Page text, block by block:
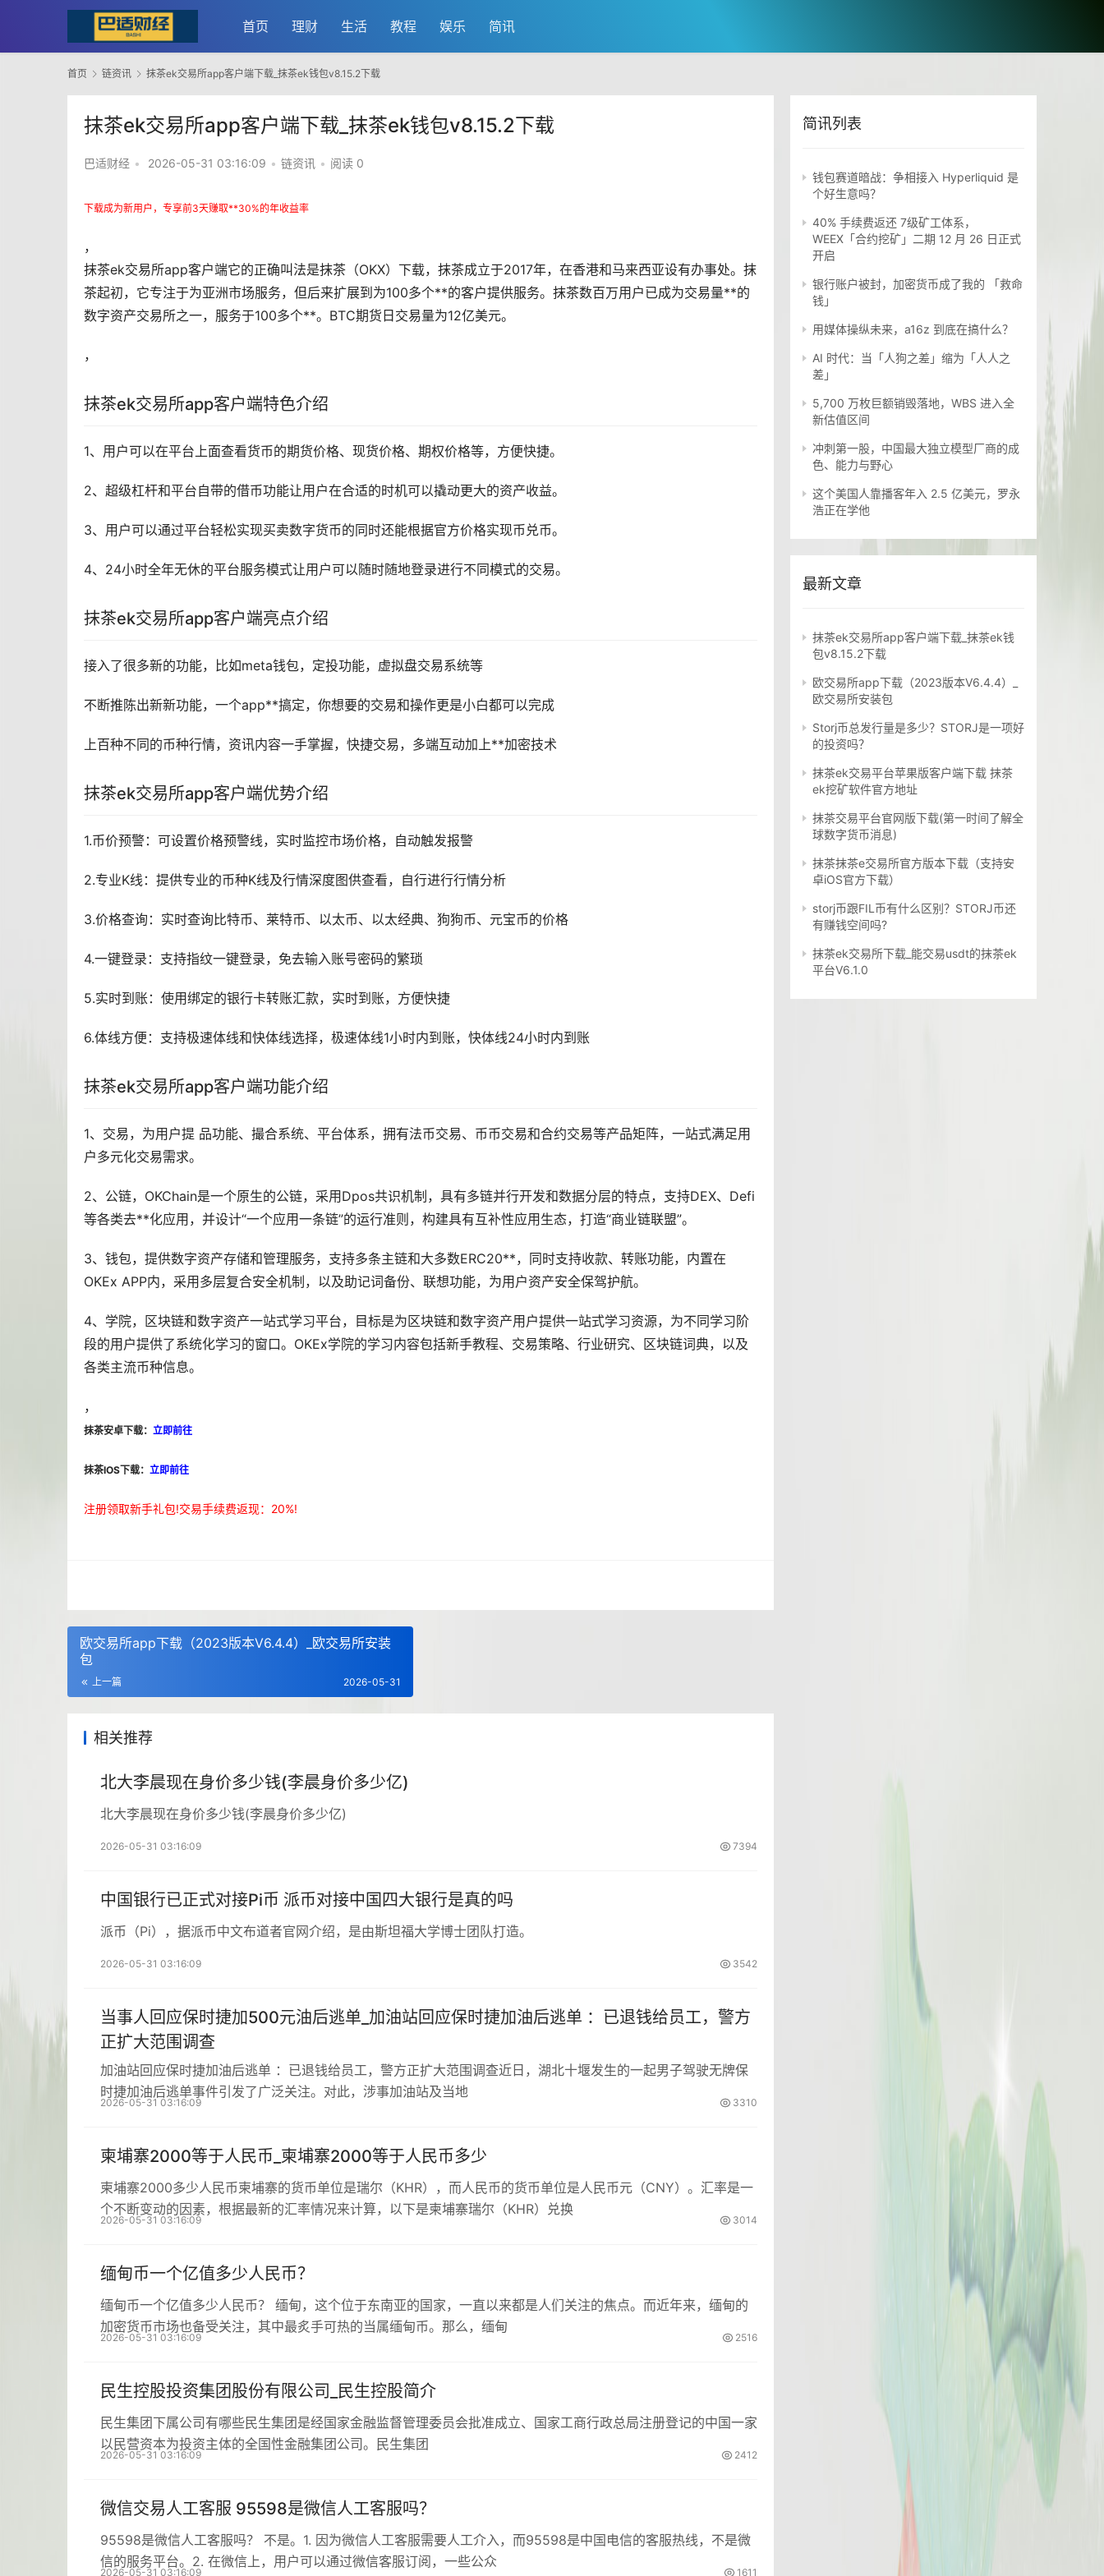
首页 理财 生活 教程 娱乐 简讯
首页 链资讯 抹茶ek交易所app客户端下载_抹茶ek钱包v8.15.2下载
抹茶ek交易所app客户端下载_抹茶ek钱包v8.15.2下载
巴适财经 • 2026-05-31 03:16:09 • 链资讯 • 阅读 0
下载成为新用户，专享前3天赚取**30%的年收益率
，
抹茶ek交易所app客户端它的正确叫法是抹茶（OKX）下载，抹茶成立于2017年，在香港和马来西亚设有办事处。抹
茶起初，它专注于为亚洲市场服务，但后来扩展到为100多个**的客户提供服务。抹茶数百万用户已成为交易量**的
数字资产交易所之一，服务于100多个**。BTC期货日交易量为12亿美元。
，
抹茶ek交易所app客户端特色介绍
1、用户可以在平台上面查看货币的期货价格、现货价格、期权价格等，方便快捷。
2、超级杠杆和平台自带的借币功能让用户在合适的时机可以撬动更大的资产收益。
3、用户可以通过平台轻松实现买卖数字货币的同时还能根据官方价格实现币兑币。
4、24小时全年无休的平台服务模式让用户可以随时随地登录进行不同模式的交易。
抹茶ek交易所app客户端亮点介绍
接入了很多新的功能，比如meta钱包， 定投功能，虚拟盘交易系统等
不断推陈出新新功能，一个app**搞定，你想要的交易和操作更是小白都可以完成
上百种不同的币种行情， 资讯内容一手掌握，快捷交易，多端互动加上**加密技术
抹茶ek交易所app客户端优势介绍
1.币价预警：可设置价格预警线，实时监控市场价格，自动触发报警
2.专业K线：提供专业的币种K线及行情深度图供查看，自行进行行情分析
3.价格查询：实时查询 比特币、莱特币、以太币、 以太经典、 狗狗币、元宝币的价格
4.一键登录：支持指纹一键登录，免去输入账号密码的繁琐
5.实时到账：使用绑定的银行卡转账汇款，实时到账，方便快捷
6.体线方便：支持极速体线和快体线选择，极速体线1小时内到账，快体线24小时内到账
抹茶ek交易所app客户端功能介绍
1、交易，为用户提 品功能、撮合系统、平台体系，拥有法币交易、币币交易和合约交易等产品矩阵，一站式满足用
户多元化交易需求。
2、公链，OKChain是一个原生的公链，采用Dpos共识机制，具有多链并行开发和数据分层的特点，支持DEX、Defi
等各类去**化应用，并设计“一个应用一条链”的运行准则，构建具有互补性应用生态，打造“商业链联盟”。
3、钱包，提供数字资产存储和管理服务，支持多条主链和大多数ERC20**，同时支持收款、转账功能，内置在
OKEx APP内，采用多层复合安全机制，以及助记词备份、联想功能，为用户资产安全保驾护航。
4、学院， 区块链和数字资产一站式学习平台，目标是为区块链和数字资产用户提供一站式学习资源，为不同学习阶
段的用户提供了系统化学习的窗口。OKEx学院的学习内容包括新手教程、交易策略、行业研究、区块链词典，以及
各类主流币种信息。
，
抹茶安卓下载： 立即前往
抹茶IOS下载： 立即前往
注册领取新手礼包!交易手续费返现：20%!
欧交易所app下载（2023版本V6.4.4）_欧交易所安装
包
上一篇 2026-05-31
相关推荐
北大李晨现在身价多少钱(李晨身价多少亿)
北大李晨现在身价多少钱(李晨身价多少亿)
2026-05-31 03:16:09 7394
中国银行已正式对接Pi币 派币对接中国四大银行是真的吗
派币（Pi），据派币中文布道者官网介绍，是由斯坦福大学博士团队打造。
2026-05-31 03:16:09 3542
当事人回应保时捷加500元油后逃单_加油站回应保时捷加油后逃单 ：已退钱给员工，警方
正扩大范围调查
加油站回应保时捷加油后逃单 ：已退钱给员工，警方正扩大范围调查近日，湖北十堰发生的一起男子驾驶无牌保
时捷加油后逃单事件引发了广泛关注。对此，涉事加油站及当地
2026-05-31 03:16:09 3310
柬埔寨2000等于人民币_柬埔寨2000等于人民币多少
柬埔寨2000多少人民币柬埔寨的货币单位是瑞尔（KHR），而人民币的货币单位是人民币元（CNY）。汇率是一
个不断变动的因素，根据最新的汇率情况来计算，以下是柬埔寨瑞尔（KHR）兑换
2026-05-31 03:16:09 3014
缅甸币一个亿值多少人民币？
缅甸币一个亿值多少人民币？ 缅甸，这个位于东南亚的国家，一直以来都是人们关注的焦点。而近年来，缅甸的
加密货币市场也备受关注，其中最炙手可热的当属缅甸币。那么，缅甸
2026-05-31 03:16:09 2516
民生控股投资集团股份有限公司_民生控股简介
民生集团下属公司有哪些民生集团是经国家金融监督管理委员会批准成立、国家工商行政总局注册登记的中国一家
以民营资本为投资主体的全国性金融集团公司。民生集团
2026-05-31 03:16:09 2412
微信交易人工客服 95598是微信人工客服吗？
95598是微信人工客服吗？ 不是。1. 因为微信人工客服需要人工介入，而95598是中国电信的客服热线，不是微
信的服务平台。2. 在微信上，用户可以通过微信客服订阅，一些公众
2026-05-31 03:16:09 1611
简讯列表
钱包赛道暗战：争相接入 Hyperliquid 是
个好生意吗？
40% 手续费返还 7级矿工体系，
WEEX「合约挖矿」二期 12 月 26 日正式
开启
银行账户被封，加密货币成了我的 「救命
钱」
用媒体操纵未来，a16z 到底在搞什么？
AI 时代：当「人狗之差」缩为「人人之
差」
5,700 万枚巨额销毁落地，WBS 进入全
新估值区间
冲刺第一股，中国最大独立模型厂商的成
色、能力与野心
这个美国人靠播客年入 2.5 亿美元，罗永
浩正在学他
最新文章
抹茶ek交易所app客户端下载_抹茶ek钱
包v8.15.2下载
欧交易所app下载（2023版本V6.4.4）_
欧交易所安装包
Storj币总发行量是多少？STORJ是一项好
的投资吗？
抹茶ek交易平台苹果版客户端下载 抹茶
ek挖矿软件官方地址
抹茶交易平台官网版下载(第一时间了解全
球数字货币消息)
抹茶抹茶e交易所官方版本下载（支持安
卓iOS官方下载）
storj币跟FIL币有什么区别？STORJ币还
有赚钱空间吗?
抹茶ek交易所下载_能交易usdt的抹茶ek
平台V6.1.0